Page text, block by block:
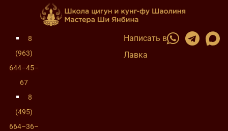
8
(963)
644–45–
67
8
(495)
664–36–
Написать в
Лавка